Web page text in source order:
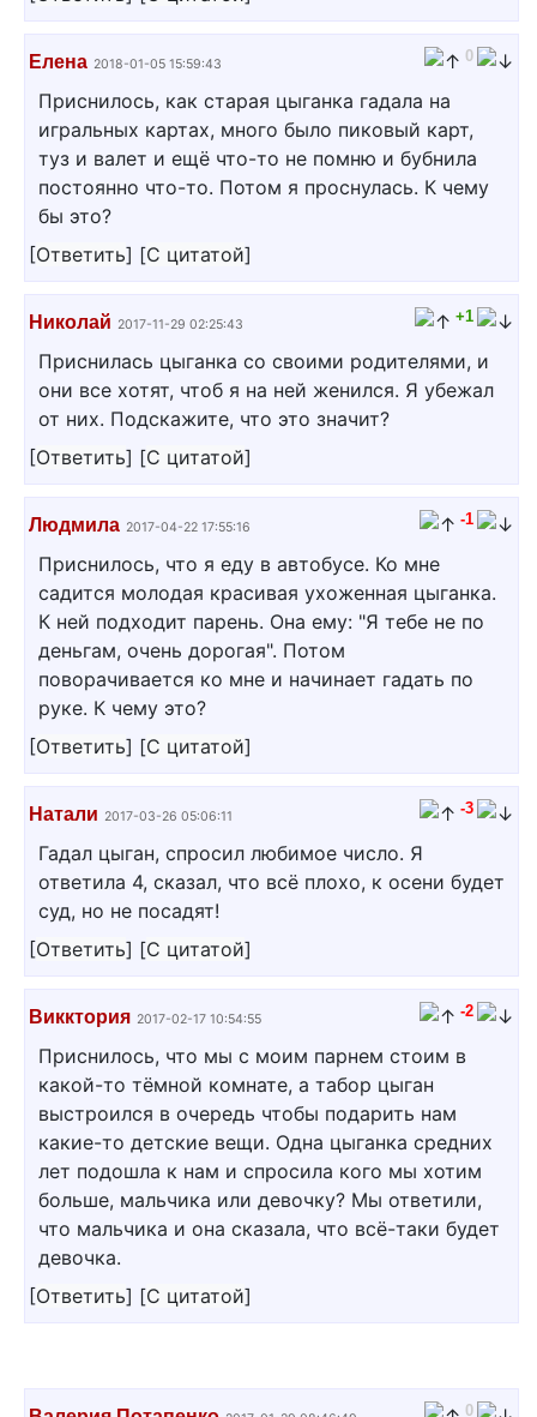
Елена 2018-01-05 15:59:43 0
Приснилось, как старая цыганка гадала на
игральных картах, много было пиковый карт,
туз и валет и ещё что-то не помню и бубнила
постоянно что-то. Потом я проснулась. К чему
бы это?
[Ответить] [С цитатой]
Николай 2017-11-29 02:25:43 +1
Приснилась цыганка со своими родителями, и
они все хотят, чтоб я на ней женился. Я убежал
от них. Подскажите, что это значит?
[Ответить] [С цитатой]
Людмила 2017-04-22 17:55:16 -1
Приснилось, что я еду в автобусе. Ко мне
садится молодая красивая ухоженная цыганка.
К ней подходит парень. Она ему: "Я тебе не по
деньгам, очень дорогая". Потом
поворачивается ко мне и начинает гадать по
руке. К чему это?
[Ответить] [С цитатой]
Натали 2017-03-26 05:06:11 -3
Гадал цыган, спросил любимое число. Я
ответила 4, сказал, что всё плохо, к осени будет
суд, но не посадят!
[Ответить] [С цитатой]
Викктория 2017-02-17 10:54:55 -2
Приснилось, что мы с моим парнем стоим в
какой-то тёмной комнате, а табор цыган
выстроился в очередь чтобы подарить нам
какие-то детские вещи. Одна цыганка средних
лет подошла к нам и спросила кого мы хотим
больше, мальчика или девочку? Мы ответили,
что мальчика и она сказала, что всё-таки будет
девочка.
[Ответить] [С цитатой]
0